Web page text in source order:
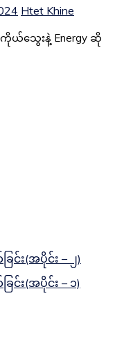
Htet Khine
သွေးနဲ့ Energy ဆို
င်း(အပိုင်း – ၂)
င်း(အပိုင်း – ၁)